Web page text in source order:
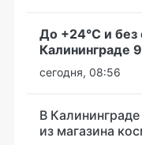
До +24°С и без
Калининграде
сегодня, 08:56
В
из магазина